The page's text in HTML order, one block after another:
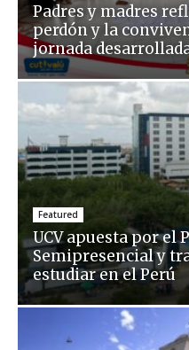
Padres y madres
perdón y la
jornada
Featured
UCV apuesta por el
Semipresencial y
estudiar en el Perú